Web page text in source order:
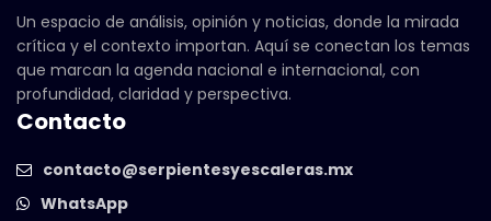
Un espacio de análisis, opinión y noticias, donde la mirada
crítica y el contexto importan. Aquí se conectan los temas
que marcan la agenda nacional e internacional, con
profundidad, claridad y perspectiva.
Contacto
contacto@serpientesyescaleras.mx
WhatsApp